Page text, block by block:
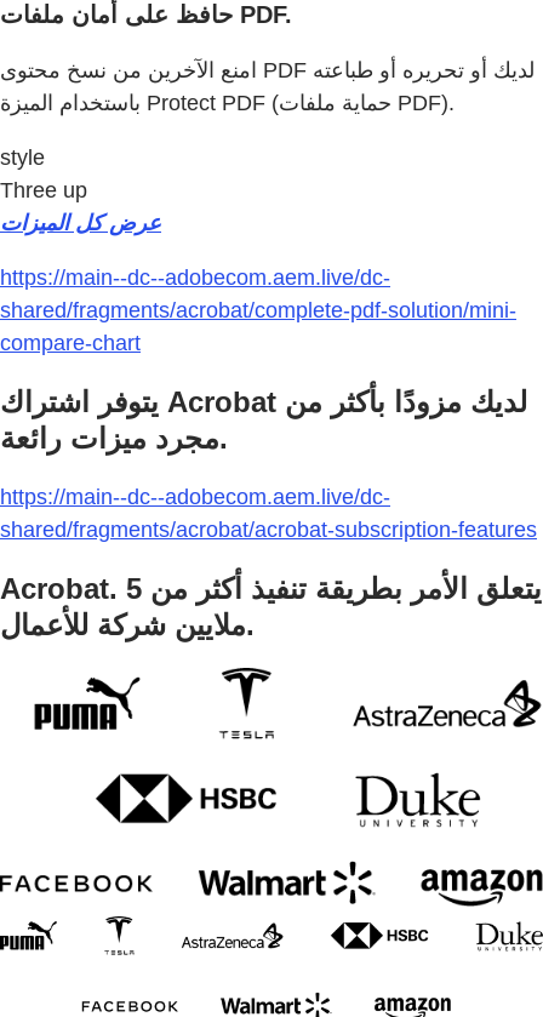
حافظ على أمان ملفات PDF.
امنع الآخرين من نسخ محتوى PDF لديك أو تحريره أو طباعته
باستخدام الميزة Protect PDF (حماية ملفات PDF).
style
Three up
عرض كل الميزات
https://main--dc--adobecom.aem.live/dc-
shared/fragments/acrobat/complete-pdf-solution/mini-
compare-chart
يتوفر اشتراك Acrobat لديك مزودًا بأكثر من
مجرد ميزات رائعة.
https://main--dc--adobecom.aem.live/dc-
shared/fragments/acrobat/acrobat-subscription-features
Acrobat. يتعلق الأمر بطريقة تنفيذ أكثر من 5
ملايين شركة للأعمال.